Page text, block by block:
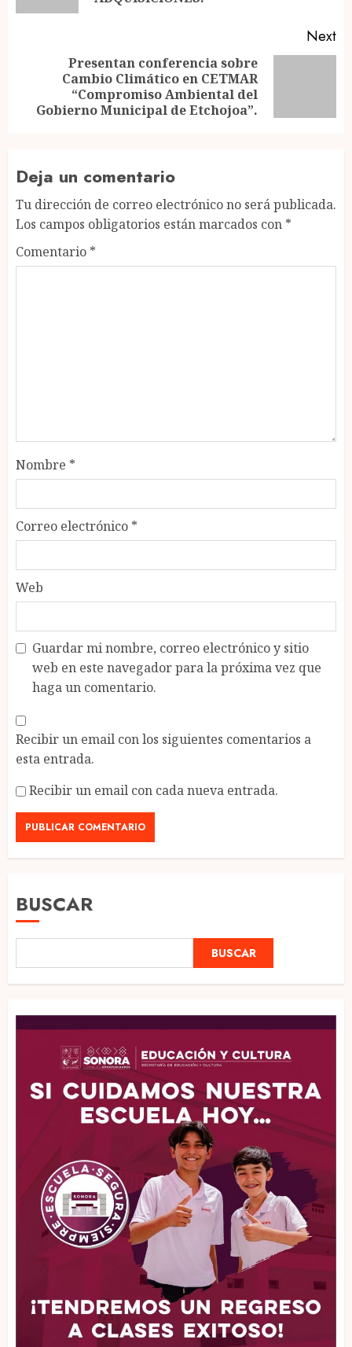
Next
post:
Presentan conferencia sobre
Cambio Climático en CETMAR
“Compromiso Ambiental del
Gobierno Municipal de Etchojoa”.
Deja un comentario
Tu dirección de correo electrónico no será publicada.
Los campos obligatorios están marcados con *
Comentario *
Nombre *
Correo electrónico *
Web
Guardar mi nombre, correo electrónico y sitio
web en este navegador para la próxima vez que
haga un comentario.
Recibir un email con los siguientes comentarios a
esta entrada.
Recibir un email con cada nueva entrada.
BUSCAR
BUSCAR